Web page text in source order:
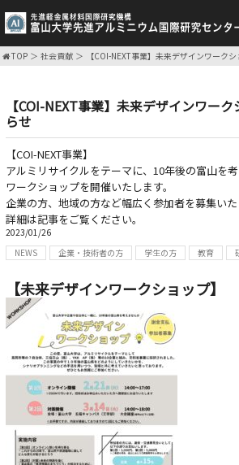
TOP 社会貢献 【COI-NEXT事業】未来デザインワーク
【COI-NEXT事業】未来デザインワー
らせ
【COI-NEXT事業】
アルミリサイクルをテーマに、10年後の富山を
ワークショップを開催いたします。
企業の方、地域の方など幅広く参加者を募集いた
詳細は記事をご覧ください。
2023/01/26
NEWS
企業・技術者の方 学生の方 教育
【未来デザインワークショップ】